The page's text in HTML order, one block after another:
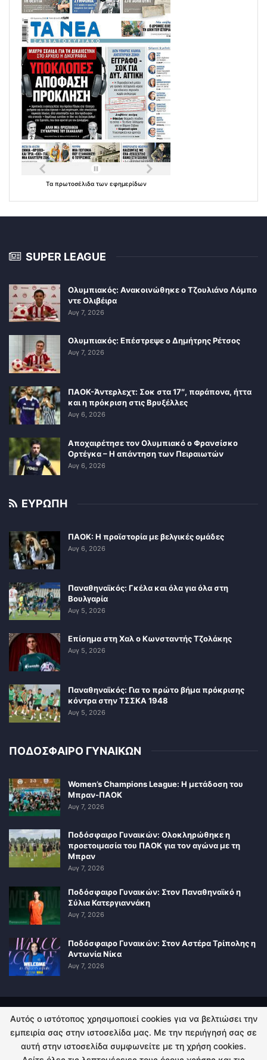
Τα πρωτοσέλιδα των εφημερίδων
SUPER LEAGUE
Ολυμπιακός: Ανακοινώθηκε ο Τζουλιάνο Λόμπο
ντε Ολιβέιρα
Αυγ 7, 2026
Ολυμπιακός: Επέστρεψε ο Δημήτρης Ρέτσος
Αυγ 7, 2026
ΠΑΟΚ-Άντερλεχτ: Σοκ στα 17″, παράπονα, ήττα
και η πρόκριση στις Βρυξέλλες
Αυγ 6, 2026
Αποχαιρέτησε τον Ολυμπιακό ο Φρανσίσκο
Ορτέγκα – Η απάντηση των Πειραιωτών
Αυγ 6, 2026
ΕΥΡΩΠΗ
ΠΑΟΚ: Η προϊστορία με βελγικές ομάδες
Αυγ 6, 2026
Παναθηναϊκός: Γκέλα και όλα για όλα στη
Βουλγαρία
Αυγ 5, 2026
Επίσημα στη Χαλ ο Κωνσταντής Τζολάκης
Αυγ 5, 2026
Παναθηναϊκός: Για το πρώτο βήμα πρόκρισης
κόντρα στην ΤΣΣΚΑ 1948
Αυγ 5, 2026
ΠΟΔΟΣΦΑΙΡΟ ΓΥΝΑΙΚΩΝ
Women’s Champions League: Η μετάδοση του
Μπραν-ΠΑΟΚ
Αυγ 7, 2026
Ποδόσφαιρο Γυναικών: Ολοκληρώθηκε η
προετοιμασία του ΠΑΟΚ για τον αγώνα με τη
Μπραν
Αυγ 7, 2026
Ποδόσφαιρο Γυναικών: Στον Παναθηναϊκό η
Σύλια Κατεργιαννάκη
Αυγ 7, 2026
Ποδόσφαιρο Γυναικών: Στον Αστέρα Τρίπολης η
Αντωνία Νίκα
Αυγ 7, 2026
ΠΟΛΙΤΙΚΗ ΑΠΟΡΡΗΤΟΥ ΕΠΙΚΟΙΝΩΝΙΑ
© 2026 - Kingsport.gr. All Rights Reserved.
Αυτός ο ιστότοπος χρησιμοποιεί cookies για να βελτιώσει την
εμπειρία σας στην ιστοσελίδα μας. Με την περιήγησή σας σε
αυτή στην ιστοσελίδα συμφωνείτε με τη χρήση cookies.